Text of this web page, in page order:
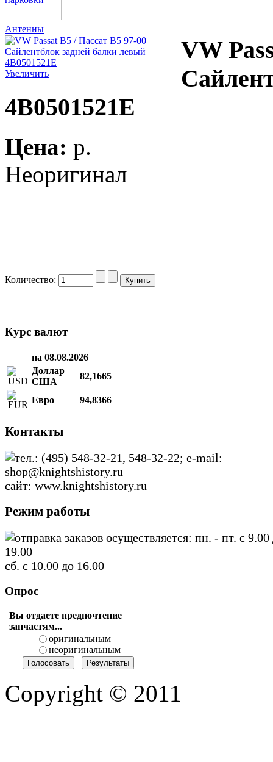
Антенны
Увеличить
VW
4B0501521E
Цена: p.
Неоригинал
Количество:
Курс валют
на 08.08.2026
Доллар
США
82,1665
Евро 94,8366
Контакты
тел.: (495) 548-32-21, 548-32-22; e-mail:
shop@knightshistory.ru
сайт: www.knightshistory.ru
Режим работы
отправка заказов осуществляется: пн. - пт. с 9.00
19.00
сб. с 10.00 до 16.00
Опрос
Вы отдаете предпочтение
запчастям...
оригинальным
неоригинальным
Copyright © 2011